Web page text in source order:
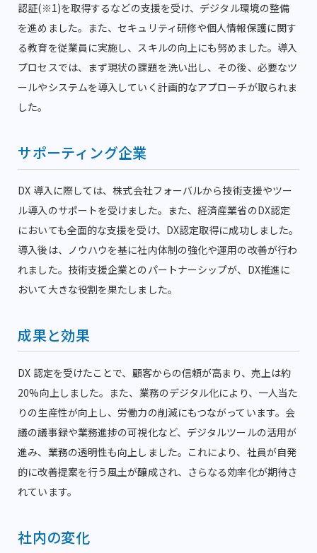
認証(※1)を取得するなどの支援を受け、デジタル環境の整備
を進めました。また、セキュリティ研修や個人情報保護に関す
る教育を従業員に実施し、スキルの向上にも努めました。導入
プロセスでは、まず現状の課題を洗い出し、その後、必要なツ
ールやシステムを導入していく計画的なアプローチが取られま
した。
サポーティング企業
DX 導入に際しては、株式会社フォーバルから技術支援やツー
ル導入のサポートを受けました。また、経済産業省のDX認定
においても全面的な支援を受け、DX認定取得に成功しました。
導入後は、ノウハウを基に社内体制の強化や運用の改善が行わ
れました。技術支援企業とのパートナーシップが、DX推進に
おいて大きな役割を果たしました。
成果と効果
DX 認定を受けたことで、顧客からの信頼が高まり、売上は約
20%向上しました。また、業務のデジタル化により、一人当た
りの生産性が向上し、労働力の削減にもつながっています。会
議の議事録や業務進捗の可視化など、デジタルツールの活用が
進み、業務の透明性も向上しました。これにより、社員が自発
的に改善提案を行う風土が醸成され、さらなる効率化が期待さ
れています。
社内の変化